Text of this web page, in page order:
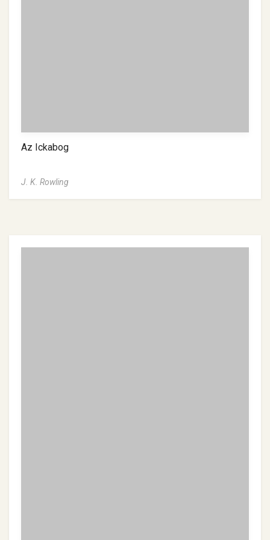
Az Ickabog
J. K. Rowling